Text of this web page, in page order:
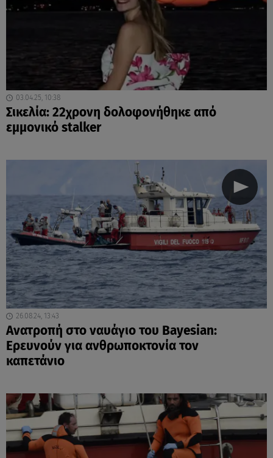
03.04.25, 10:38
Σικελία: 22χρονη δολοφονήθηκε από
εμμονικό stalker
26.08.24, 13:43
Ανατροπή στο ναυάγιο του Bayesian:
Ερευνούν για ανθρωποκτονία τον
καπετάνιο